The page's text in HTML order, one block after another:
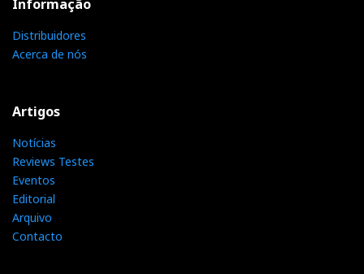
Informação
Distribuidores
Acerca de nós
Artigos
Notícias
Reviews Testes
Eventos
Editorial
Arquivo
Contacto